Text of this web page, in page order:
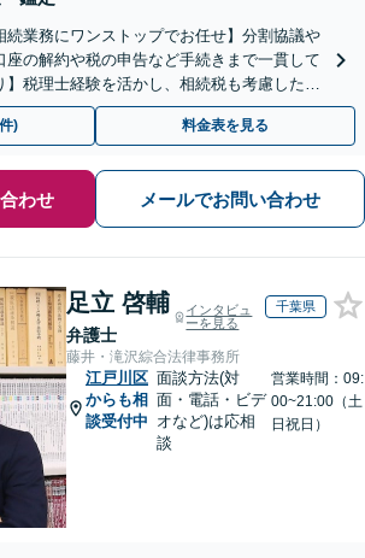
続業務にワンストップでお任せ】分割協議や
座の解約や税の申告など手続きまで一貫して
】税理士経験を活かし、相続税も考慮した相
い【初回相談無料】生前贈与も対応
) 料金表を見る
わせ メールでお問い合わせ
足立 啓輔
弁護士
インタビュ
ーを見る
千葉県
藤井・滝沢綜合法律事務所
江戸川区
からも相
談受付中
面談方法(対
面・電話・ビデ
オなど)は応相
談
営業時間：09:
00~21:00（土
日祝日）